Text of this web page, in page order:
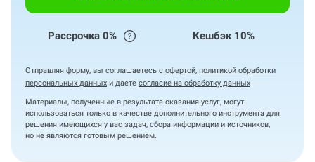
Рассрочка 0% Кешбэк 10%
Отправляя форму, вы соглашаетесь с офертой, политикой обработки
персональных данных и даете согласие на обработку данных
Материалы, полученные в результате оказания услуг, могут
использоваться только в качестве дополнительного инструмента для
решения имеющихся у вас задач, сбора информации и источников,
но не являются готовым решением.